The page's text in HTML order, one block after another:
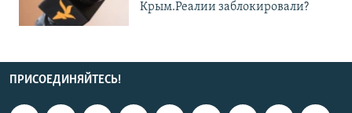
Крым.Реалии заблокировали?
ПРИСОЕДИНЯЙТЕСЬ!